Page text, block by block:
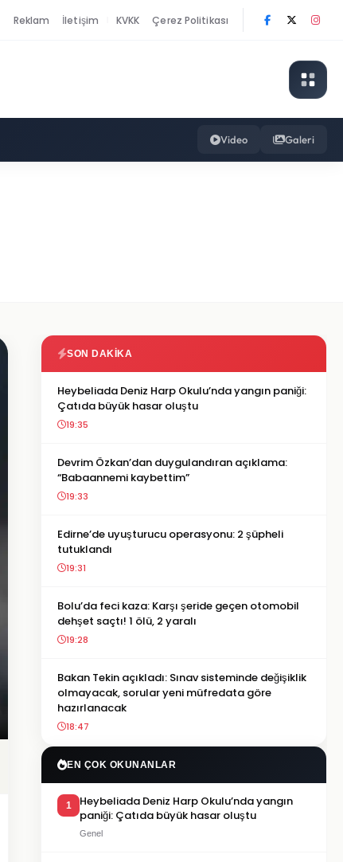
Reklam İletişim KVKK Çerez Politikası
Video Galeri
SON DAKIKA
Heybeliada Deniz Harp Okulu’nda yangın paniği:
Çatıda büyük hasar oluştu
19:35
Devrim Özkan’dan duygulandıran açıklama:
“Babaannemi kaybettim”
19:33
Edirne’de uyuşturucu operasyonu: 2 şüpheli
tutuklandı
19:31
Bolu’da feci kaza: Karşı şeride geçen otomobil
dehşet saçtı! 1 ölü, 2 yaralı
19:28
Bakan Tekin açıkladı: Sınav sisteminde değişiklik
olmayacak, sorular yeni müfredata göre
hazırlanacak
18:47
EN ÇOK OKUNANLAR
1
Heybeliada Deniz Harp Okulu’nda yangın
paniği: Çatıda büyük hasar oluştu
Genel